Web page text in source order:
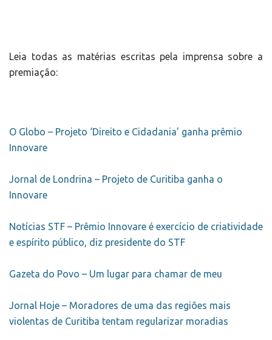
Leia todas as matérias escritas pela imprensa sobre a
premiação:
O Globo – Projeto ‘Direito e Cidadania’ ganha prêmio
Innovare
Jornal de Londrina – Projeto de Curitiba ganha o
Innovare
Notícias STF – Prêmio Innovare é exercício de criatividade
e espírito público, diz presidente do STF
Gazeta do Povo – Um lugar para chamar de meu
Jornal Hoje – Moradores de uma das regiões mais
violentas de Curitiba tentam regularizar moradias